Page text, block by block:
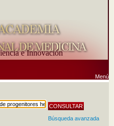
e Innovación
Menú
Búsqueda avanzada